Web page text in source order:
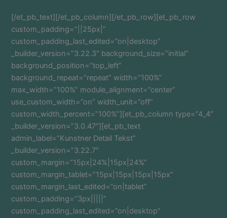
[/et_pb_text][/et_pb_column][/et_pb_row][et_pb_row
custom_padding=”||25px|”
custom_padding_last_edited=”on|desktop”
_builder_version=”3.22.3″ background_size=”initial”
background_position=”top_left”
background_repeat=”repeat” width=”100%”
max_width=”100%” module_alignment=”center”
use_custom_width=”on” width_unit=”off”
custom_width_percent=”100%”][et_pb_column type=”4_4″
_builder_version=”3.0.47″][et_pb_text
admin_label=”Kunstner Detail Tekst”
_builder_version=”3.22.7″
custom_margin=”15px|24%|15px|24%”
custom_margin_tablet=”15px|15px|15px|15px”
custom_margin_last_edited=”on|tablet”
custom_padding=”3px|||||”
custom_padding_last_edited=”on|desktop”